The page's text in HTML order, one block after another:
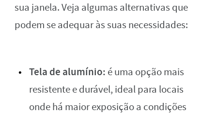
sua janela. Veja algumas alternativas que
podem se adequar às suas necessidades:
Tela de alumínio: é uma opção mais
resistente e durável, ideal para locais
onde há maior exposição a condições